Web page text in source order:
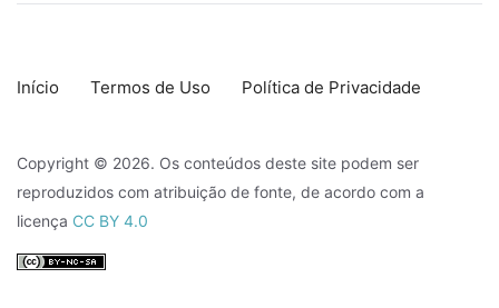
Início Termos de Uso Política de Privacidade
Copyright © 2026. Os conteúdos deste site podem ser
reproduzidos com atribuição de fonte, de acordo com a
licença CC BY 4.0